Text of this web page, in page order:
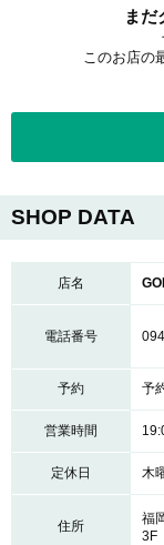
まだ
このお店の
SHOP DATA
店名
電話番号
予約 予
営業時間
定休日 木
住所
福
3F